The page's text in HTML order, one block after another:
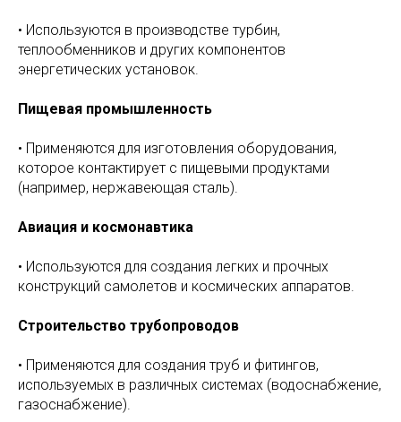
• Используются в производстве турбин,
теплообменников и других компонентов
энергетических установок.
Пищевая промышленность
• Применяются для изготовления оборудования,
которое контактирует с пищевыми продуктами
(например, нержавеющая сталь).
Авиация и космонавтика
• Используются для создания легких и прочных
конструкций самолетов и космических аппаратов.
Строительство трубопроводов
• Применяются для создания труб и фитингов,
используемых в различных системах (водоснабжение,
газоснабжение).